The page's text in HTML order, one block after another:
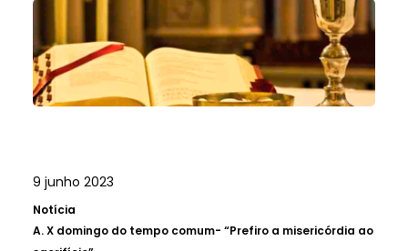
9 junho 2023
Notícia
A.X domingo do tempo comum- “Prefiro a misericórdia ao